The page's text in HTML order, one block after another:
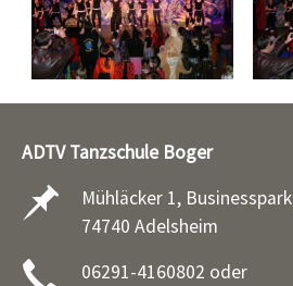
ADTV Tanzschule Boger
Mühläcker 1, Businesspark
74740 Adelsheim
06291-4160802 oder